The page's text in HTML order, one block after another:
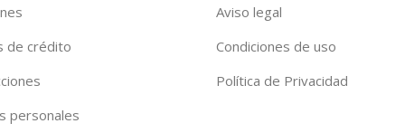
de crédito
personales
Aviso legal
Condiciones de uso
Política de Privacidad